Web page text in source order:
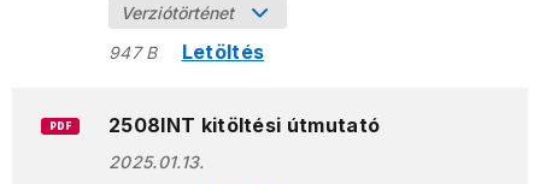
Verziótörténet
947 B
Letöltés
PDF 2508INT kitöltési útmutató
2025.01.13.